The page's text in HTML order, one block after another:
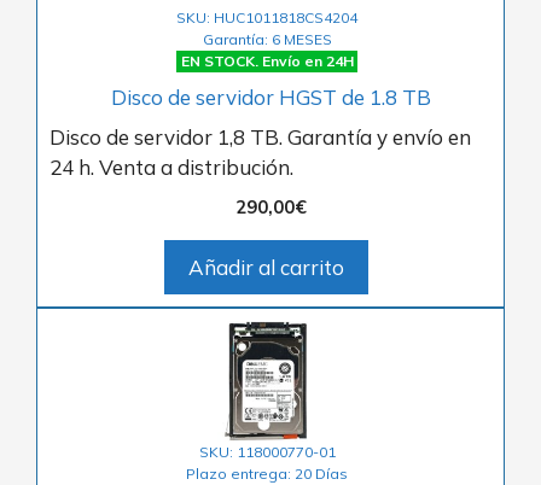
SKU: HUC1011818CS4204
Garantía: 6 MESES
EN STOCK. Envío en 24H
Disco de servidor HGST de 1.8 TB
Disco de servidor 1,8 TB. Garantía y envío en
24 h. Venta a distribución.
290,00€
Añadir al carrito
SKU: 118000770-01
Plazo entrega: 20 Días